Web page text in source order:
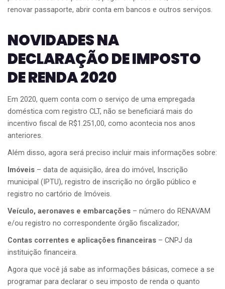
renovar passaporte, abrir conta em bancos e outros serviços.
NOVIDADES NA
DECLARAÇÃO DE IMPOSTO
DE RENDA 2020
Em 2020, quem conta com o serviço de uma empregada
doméstica com registro CLT, não se beneficiará mais do
incentivo fiscal de R$1.251,00, como acontecia nos anos
anteriores.
Além disso, agora será preciso incluir mais informações sobre:
Imóveis – data de aquisição, área do imóvel, Inscrição
municipal (IPTU), registro de inscrição no órgão público e
registro no cartório de Imóveis.
Veículo, aeronaves e embarcações – número do RENAVAM
e/ou registro no correspondente órgão fiscalizador;
Contas correntes e aplicações financeiras – CNPJ da
instituição financeira.
Agora que você já sabe as informações básicas, comece a se
programar para declarar o seu imposto de renda o quanto